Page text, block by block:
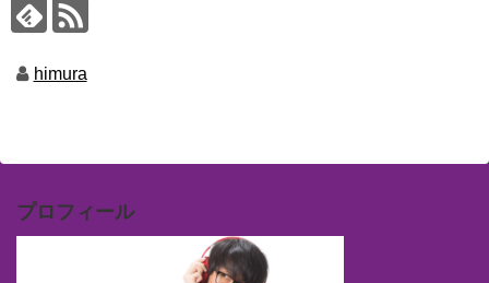
himura
プロフィール